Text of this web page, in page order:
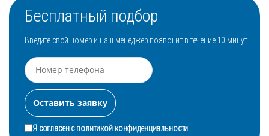
Бесплатный подбор
Введите свой номер и наш менеджер позвонит в течение 10 минут
Я согласен сполитикой конфиденциальности